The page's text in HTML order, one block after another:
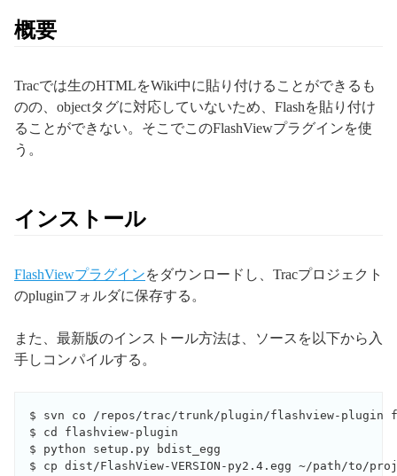
概要
Tracでは生のHTMLをWiki中に貼り付けることができるも
のの、objectタグに対応していないため、Flashを貼り付け
ることができない。そこでこのFlashViewプラグインを使
う。
インストール
FlashViewプラグインをダウンロードし、Tracプロジェクト
のpluginフォルダに保存する。
また、最新版のインストール方法は、ソースを以下から入
手しコンパイルする。
$ svn co /repos/trac/trunk/plugin/flashview-plugin
$ cd flashview-plugin
$ python setup.py bdist_egg
$ cp dist/FlashView-VERSION-py2.4.egg ~/path/to/